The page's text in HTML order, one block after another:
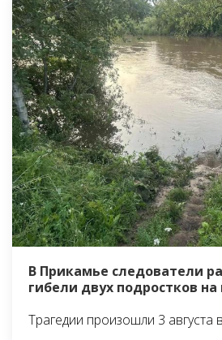
В Прикамье следователи
гибели двух подростков на
Трагедии произошли 3 августа